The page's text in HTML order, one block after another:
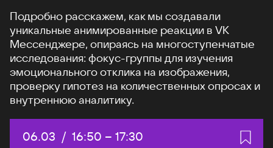
Подробно расскажем, как мы создавали
уникальные анимированные реакции в VK
Мессенджере, опираясь на многоступенчатые
исследования: фокус-группы для изучения
эмоционального отклика на изображения,
проверку гипотез на количественных опросах и
внутреннюю аналитику.
Дата:
06.03 / Начало:
16:50 – Конец:
17:30